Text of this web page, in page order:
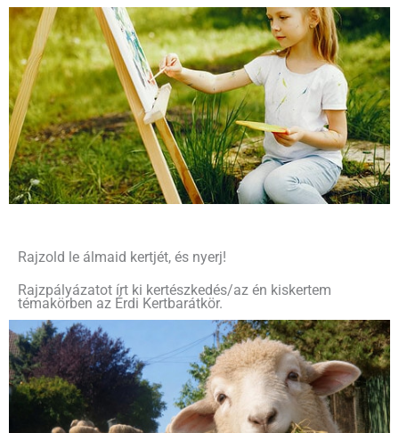
Rajzold le álmaid kertjét, és nyerj!
Rajzpályázatot írt ki kertészkedés/az én kiskertem
témakörben az Érdi Kertbarátkör.